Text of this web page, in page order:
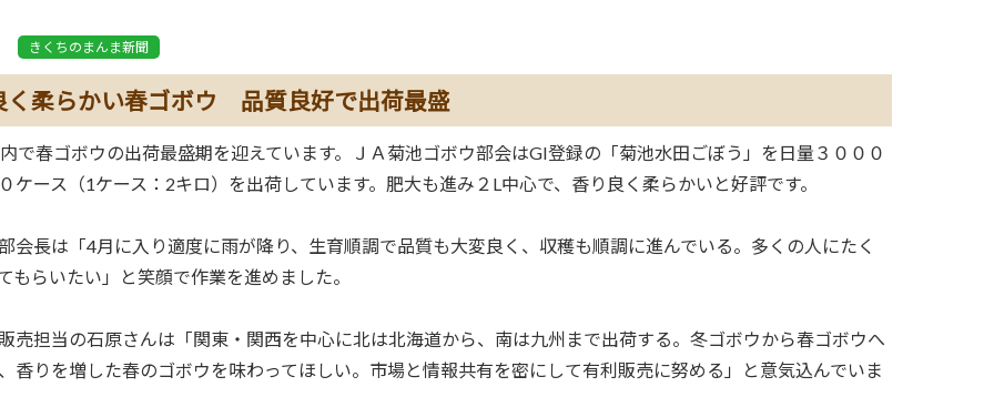
きくちのまんま新聞
く柔らかい春ゴボウ 品質良好で出荷最盛
で春ゴボウの出荷最盛期を迎えています。ＪＡ菊池ゴボウ部会はGI登録の「菊池水田ごぼう」を日量３０００
ケース（1ケース：2キロ）を出荷しています。肥大も進み２L中心で、香り良く柔らかいと好評です。
会長は「4月に入り適度に雨が降り、生育順調で品質も大変良く、収穫も順調に進んでいる。多くの人にたく
もらいたい」と笑顔で作業を進めました。
売担当の石原さんは「関東・関西を中心に北は北海道から、南は九州まで出荷する。冬ゴボウから春ゴボウへ
香りを増した春のゴボウを味わってほしい。市場と情報共有を密にして有利販売に努める」と意気込んでいま